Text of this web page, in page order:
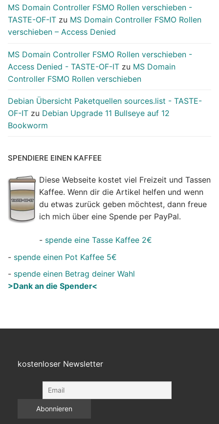
MS Domain Controller FSMO Rollen verschieben -
TASTE-OF-IT zu MS Domain Controller FSMO Rollen
verschieben – Access Denied
MS Domain Controller FSMO Rollen verschieben -
Access Denied - TASTE-OF-IT zu MS Domain
Controller FSMO Rollen verschieben
Debian Übersicht Paketquellen sources.list - TASTE-
OF-IT zu Debian Upgrade 11 Bullseye auf 12
Bookworm
SPENDIERE EINEN KAFFEE
Diese Webseite kostet viel Freizeit und Tassen
Kaffee. Wenn dir die Artikel helfen und wenn
du etwas zurück geben möchtest, dann freue
ich mich über eine Spende per PayPal.
- spende eine Tasse Kaffee 2€
- spende einen Pot Kaffee 5€
- spende einen Betrag deiner Wahl
>Dank an die Spender<
kostenloser Newsletter